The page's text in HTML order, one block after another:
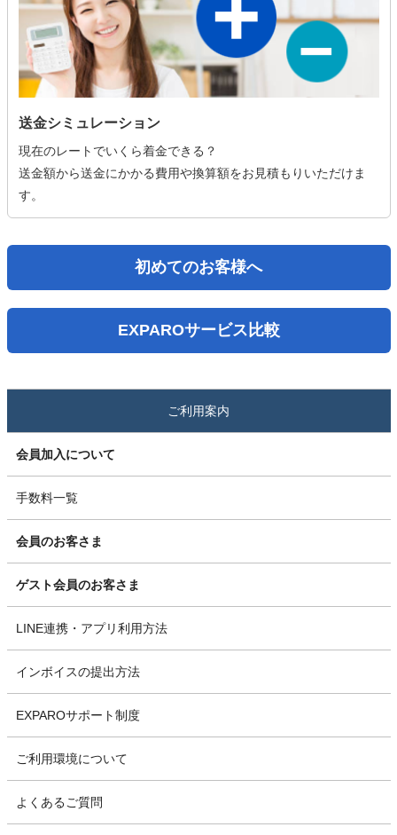
送金シミュレーション
現在のレートでいくら着金できる？
送金額から送金にかかる費用や換算額をお見積もりいただけま
す。
初めてのお客様へ
EXPAROサービス比較
ご利用案内
会員加入について
手数料一覧
会員のお客さま
ゲスト会員のお客さま
LINE連携・アプリ利用方法
インボイスの提出方法
EXPAROサポート制度
ご利用環境について
よくあるご質問